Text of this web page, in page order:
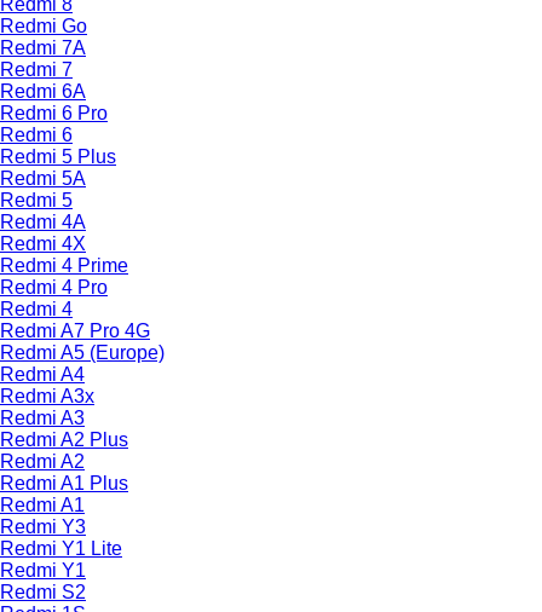
Redmi 8
Redmi Go
Redmi 7A
Redmi 7
Redmi 6A
Redmi 6 Pro
Redmi 6
Redmi 5 Plus
Redmi 5A
Redmi 5
Redmi 4A
Redmi 4X
Redmi 4 Prime
Redmi 4 Pro
Redmi 4
Redmi A7 Pro 4G
Redmi A5 (Europe)
Redmi A4
Redmi A3x
Redmi A3
Redmi A2 Plus
Redmi A2
Redmi A1 Plus
Redmi A1
Redmi Y3
Redmi Y1 Lite
Redmi Y1
Redmi S2